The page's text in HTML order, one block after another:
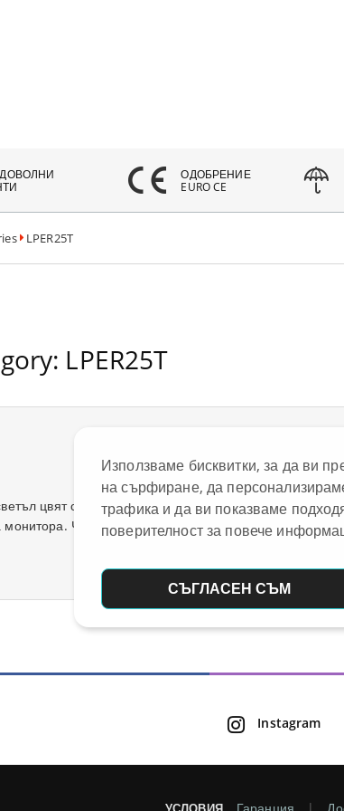
ДОВОЛНИ
ОДОБРЕНИЕ
EURO CE
LPER25T
LPER25T
цвят с дренажен комплект. Супер качество
Чугунената тенджера, която случайно
Instagram
Използваме бисквитки, за да ви
на сърфиране, да
трафика и да ви показваме
поверителност за повече
СЪГЛАСЕН СЪМ